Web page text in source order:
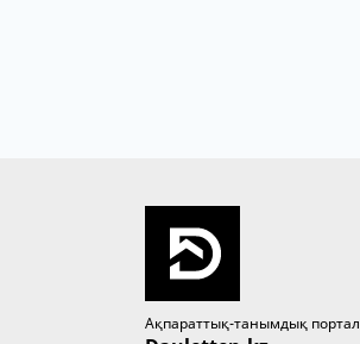
Ақпараттық-танымдық портал